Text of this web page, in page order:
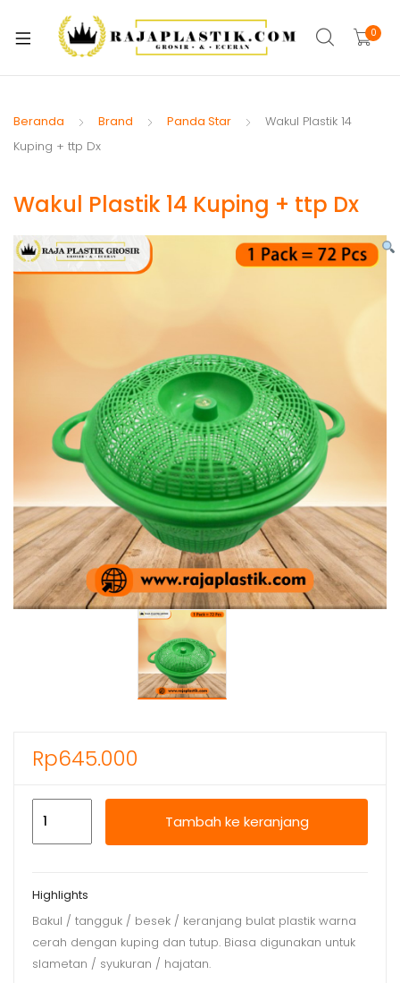
0
Beranda Brand Panda Star
Wakul Plastik 14
Kuping + ttp Dx
Wakul Plastik 14 Kuping + ttp Dx
Rp645.000
Kuping
+
ttp
Dx
Tambah ke keranjang
Highlights
Bakul / tangguk / besek / keranjang bulat plastik warna
cerah dengan kuping dan tutup. Biasa digunakan untuk
slametan / syukuran / hajatan.